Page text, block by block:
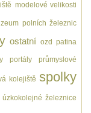
modelové velikosti
polních železnic
ostatní ozd patina
portály průmyslové
kolejiště spolky
úzkokolejné železnice